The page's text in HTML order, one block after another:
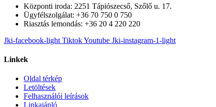
Központi iroda: 2251 Tápiószecső, Szőlő u. 17.
Ügyfélszolgálat: +36 70 750 0 750
Riasztás lemondás: +36 20 4 220 220
Jki-facebook-light TiktokYoutube Jki-instagram-1-light
Linkek
Oldal térkép
Letöltések
Felhasználói leírások
Linkajánló